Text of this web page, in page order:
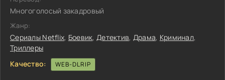
Многоголосый закадровый
Жанр:
Сериалы Netflix, Боевик,Детектив, Драма, Криминал,
Триллеры
Качество:
WEB-DLRIP